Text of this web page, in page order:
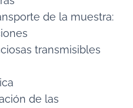
de la muestra:
transmisibles
de las